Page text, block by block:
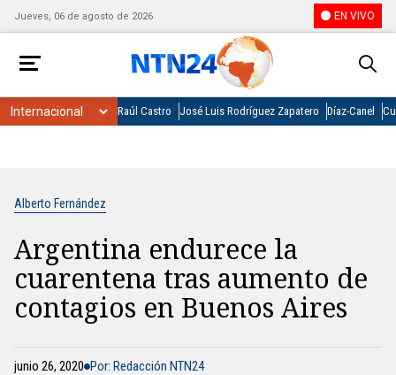
Jueves, 06 de agosto de 2026 EN VIVO
Raúl Castro José Luis Rodríguez Zapatero Díaz-Canel
Alberto Fernández
Argentina endurece la
cuarentena tras aumento de
contagios en Buenos Aires
junio 26, 2020 Por: Redacción NTN24